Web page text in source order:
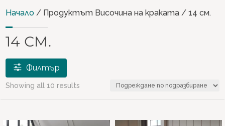
Начало / Продуктът Височина на краката / 14 см.
14 СМ.
Филтър
Продукти
МАТРАЦИ И ЛЕГЛА (10)
Showing all 10 results